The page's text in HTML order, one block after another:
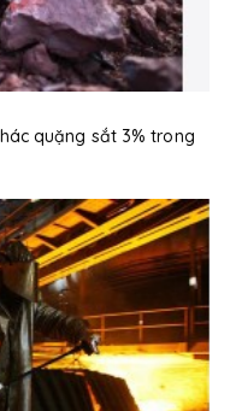
quặng sắt 3% trong